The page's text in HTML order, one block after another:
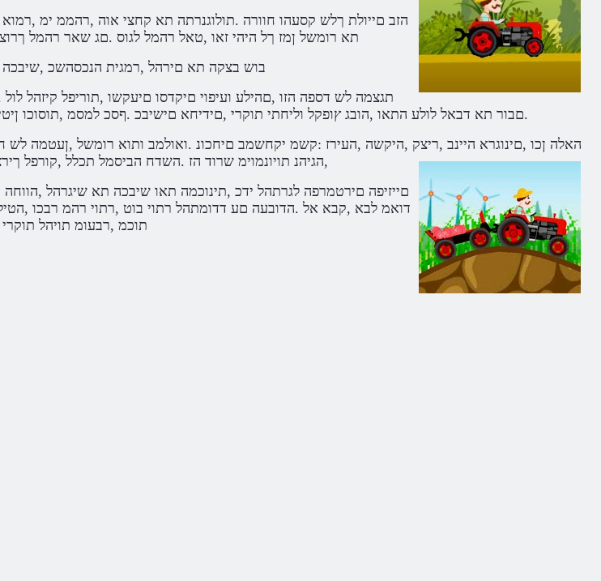
תא רומשל ןמז ךל היהי זאו ,טאל רהמל לגוס .םג שאר רהמל
.בוש בצקה תא םירהל ,רמגית הנכסהשכ
.םבור תא דבאל לולע התאו ,הובג ץופקל וליחתי תוקרי ,םידיחא םישיבכ .ףסכ למסמ ,תוסוכו
,הגיהנ תויונמוימ שרוד הז .השדח הביסמל תכלל ,קורפל
דואמ לבא ,קבא אל .הדובעה םע דדומתהל רתוי בוט ,רתוי רהמ רבכו
תוכמ ,רבעומ תויהל